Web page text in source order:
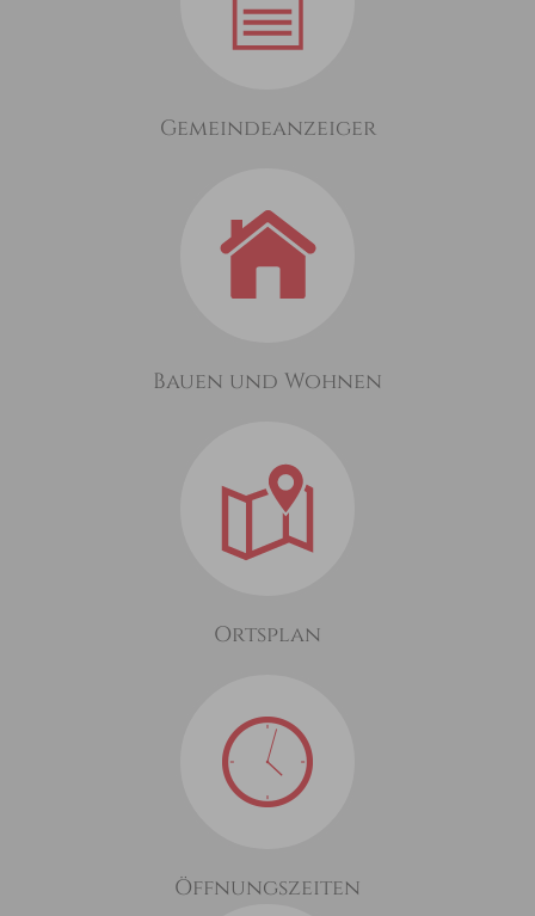
Gemeindeanzeiger
Bauen und Wohnen
Ortsplan
Öffnungszeiten